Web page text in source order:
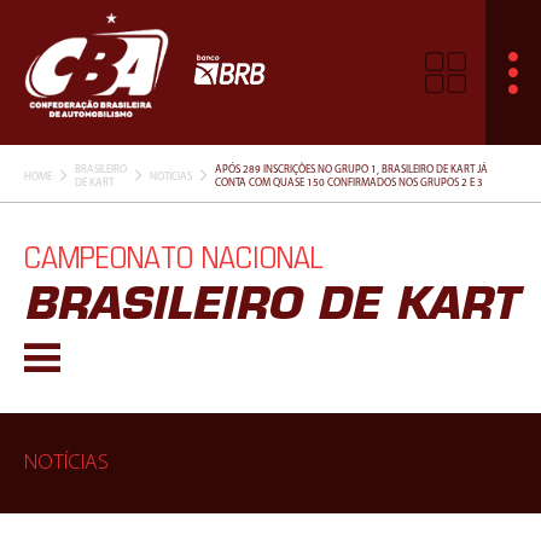
HOME
BRASILEIRO
DE KART
NOTÍCIAS
APÓS 289 INSCRIÇÕES NO GRUPO 1, BRASILEIRO DE KART JÁ
CONTA COM QUASE 150 CONFIRMADOS NOS GRUPOS 2 E 3
CAMPEONATO NACIONAL
BRASILEIRO DE KART
NOTÍCIAS